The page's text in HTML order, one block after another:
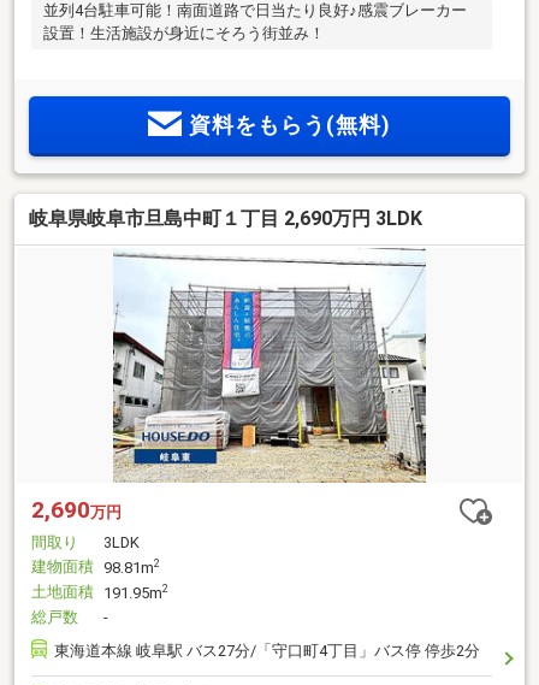
並列4台駐車可能！南面道路で日当たり良好♪感震ブレーカー
設置！生活施設が身近にそろう街並み！
資料をもらう(無料)
岐阜県岐阜市旦島中町１丁目 2,690万円 3LDK
2,690万円
間取り
3LDK
建物面積 98.81m2
土地面積 191.95m2
総戸数
-
東海道本線 岐阜駅 バス27分/「守口町4丁目」バス停 停歩2分